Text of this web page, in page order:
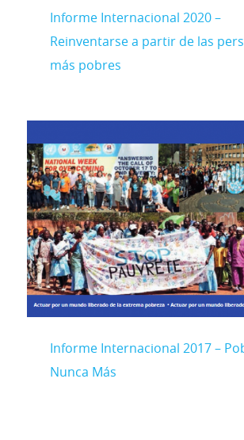
Informe Internacional 2020 –
Reinventarse a partir de las
más pobres
Informe Internacional 2017 –
Nunca Más